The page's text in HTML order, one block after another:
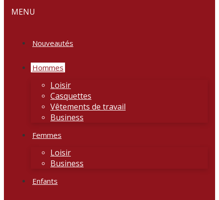
MENU
Nouveautés
Hommes
Loisir
Casquettes
Vêtements de travail
Business
Femmes
Loisir
Business
Enfants